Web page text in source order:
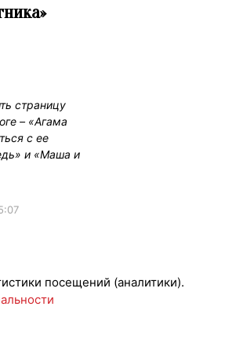
страницу
– «Агама
с ее
и «Маша и
посещений (аналитики).